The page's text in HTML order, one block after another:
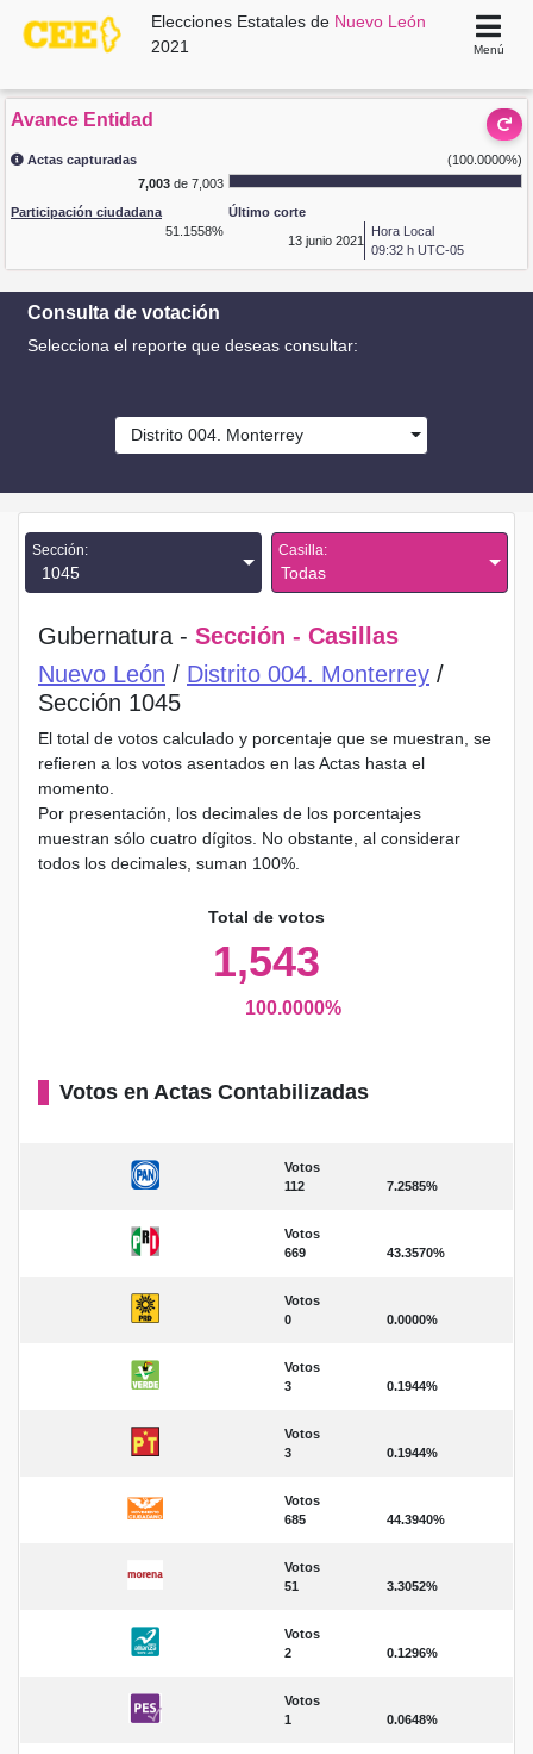
Elecciones Estatales de Nuevo León
2021
Menú
Avance Entidad
Actas capturadas
(100.0000%)
7,003de 7,003
Participación ciudadana
51.1558%
Último corte
13 junio 2021
Hora Local
09:32 h UTC-05
Consulta de votación
Selecciona el reporte que deseas consultar:
Distrito 004. Monterrey
Sección:
1045
Casilla:
Todas
Gubernatura - Sección - Casillas
Nuevo León / Distrito 004. Monterrey /
Sección 1045
El total de votos calculado y porcentaje que se muestran, se
refieren a los votos asentados en las Actas hasta el
momento.
Por presentación, los decimales de los porcentajes
muestran sólo cuatro dígitos. No obstante, al considerar
todos los decimales, suman 100%.
Total de votos
1,543
100.0000%
Votos en Actas Contabilizadas
Votos
112
7.2585%
Votos
669
43.3570%
Votos
0
0.0000%
Votos
3
0.1944%
Votos
3
0.1944%
Votos
685
44.3940%
Votos
51
3.3052%
Votos
2
0.1296%
Votos
1
0.0648%